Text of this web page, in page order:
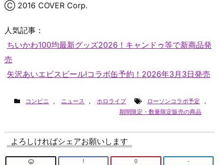
Ⓒ 2016 COVER Corp.
人気記事：
ちいかわ100均最新グッズ2026！キャンドゥ等で新商品発
売
矢沢あいエビスビール!コラボ缶予約！2026年3月3日発売
コンビニ , ニュース , ホロライブ ローソンコラボ予定
,
期間限定・数量限定販売の商品
よろしければシェアお願いします
! 0 -